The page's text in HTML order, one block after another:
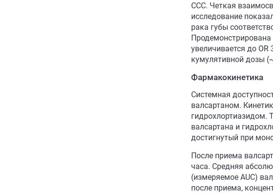
ССС. Четкая
исследование
рака губы
Продемонстрирована
увеличивается до
кумулятивной дозы
Фармакокинетика
Системная
валсартаном.
гидрохлортиазидом.
валсартана и
достигнутый при
После приема
часа. Средняя
(измеряемое AUC)
после приема,